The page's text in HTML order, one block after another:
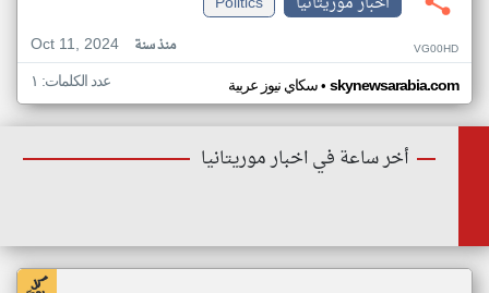
Oct 11, 2024
منذ سنة VG00HD
سكاي نيوز عربية• skynewsarabia.com عدد الكلمات: ١
أخر ساعة في اخبار موريتانيا